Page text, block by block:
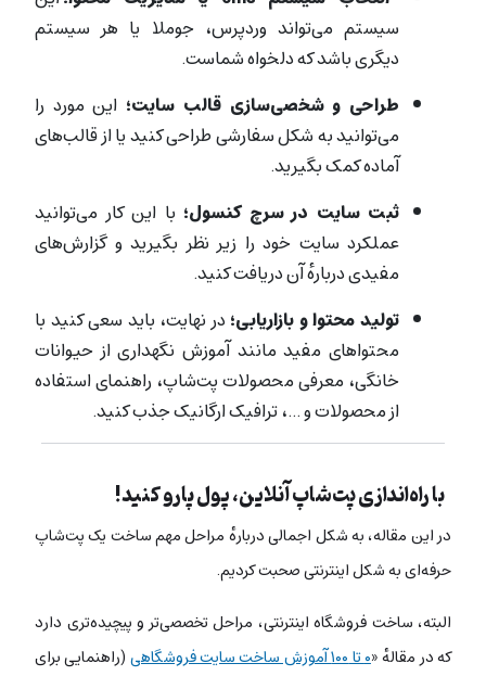
سیستم می‌تواند وردپرس، جوملا یا هر سیستم
دیگری باشد که دلخواه شماست.
طراحی و شخصی‌سازی قالب سایت؛ این مورد را
می‌توانید به شکل سفارشی طراحی کنید یا از قالب‌های
آماده کمک بگیرید.
ثبت سایت در سرچ کنسول؛ با این کار می‌توانید
عملکرد سایت خود را زیر نظر بگیرید و گزارش‌های
مفیدی دربارهٔ آن دریافت کنید.
تولید محتوا و بازاریابی؛ در نهایت، باید سعی کنید با
محتواهای مفید مانند آموزش نگهداری از حیوانات
خانگی، معرفی محصولات پت‌شاپ، راهنمای استفاده
از محصولات و …، ترافیک ارگانیک جذب کنید.
با راه‌اندازی پت‌شاپ آنلاین، پول پارو کنید!
در این مقاله، به شکل اجمالی دربارهٔ مراحل مهم ساخت یک پت‌شاپ
حرفه‌ای به شکل اینترنتی صحبت کردیم.
البته، ساخت فروشگاه اینترنتی، مراحل تخصصی‌تر و پیچیده‌تری دارد
که در مقالهٔ «۰ تا ۱۰۰ آموزش ساخت سایت فروشگاهی
(راهنمایی برای